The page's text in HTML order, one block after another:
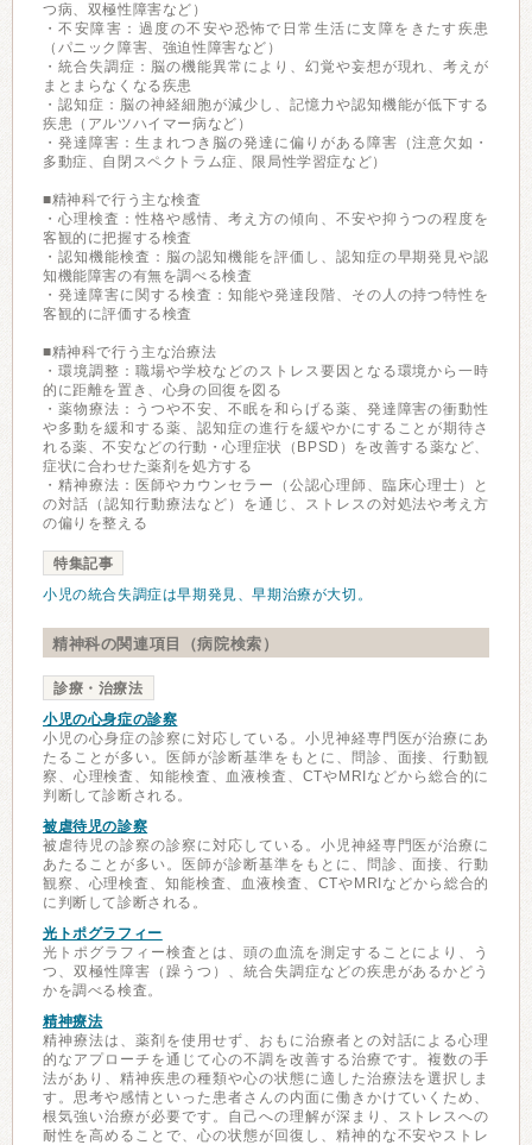
つ病、双極性障害など）
・不安障害：過度の不安や恐怖で日常生活に支障をきたす疾患
（パニック障害、強迫性障害など）
・統合失調症：脳の機能異常により、幻覚や妄想が現れ、考えが
まとまらなくなる疾患
・認知症：脳の神経細胞が減少し、記憶力や認知機能が低下する
疾患（アルツハイマー病など）
・発達障害：生まれつき脳の発達に偏りがある障害（注意欠如・
多動症、自閉スペクトラム症、限局性学習症など）
■精神科で行う主な検査
・心理検査：性格や感情、考え方の傾向、不安や抑うつの程度を
客観的に把握する検査
・認知機能検査：脳の認知機能を評価し、認知症の早期発見や認
知機能障害の有無を調べる検査
・発達障害に関する検査：知能や発達段階、その人の持つ特性を
客観的に評価する検査
■精神科で行う主な治療法
・環境調整：職場や学校などのストレス要因となる環境から一時
的に距離を置き、心身の回復を図る
・薬物療法：うつや不安、不眠を和らげる薬、発達障害の衝動性
や多動を緩和する薬、認知症の進行を緩やかにすることが期待さ
れる薬、不安などの行動・心理症状（BPSD）を改善する薬など、
症状に合わせた薬剤を処方する
・精神療法：医師やカウンセラー（公認心理師、臨床心理士）と
の対話（認知行動療法など）を通じ、ストレスの対処法や考え方
の偏りを整える
特集記事
小児の統合失調症は早期発見、早期治療が大切。
精神科の関連項目（病院検索）
診療・治療法
小児の心身症の診察
小児の心身症の診察に対応している。小児神経専門医が治療にあ
たることが多い。医師が診断基準をもとに、問診、面接、行動観
察、心理検査、知能検査、血液検査、CTやMRIなどから総合的に
判断して診断される。
被虐待児の診察
被虐待児の診察の診察に対応している。小児神経専門医が治療に
あたることが多い。医師が診断基準をもとに、問診、面接、行動
観察、心理検査、知能検査、血液検査、CTやMRIなどから総合的
に判断して診断される。
光トポグラフィー
光トポグラフィー検査とは、頭の血流を測定することにより、う
つ、双極性障害（躁うつ）、統合失調症などの疾患があるかどう
かを調べる検査。
精神療法
精神療法は、薬剤を使用せず、おもに治療者との対話による心理
的なアプローチを通じて心の不調を改善する治療です。複数の手
法があり、精神疾患の種類や心の状態に適した治療法を選択しま
す。思考や感情といった患者さんの内面に働きかけていくため、
根気強い治療が必要です。自己への理解が深まり、ストレスへの
耐性を高めることで、心の状態が回復し、精神的な不安やストレ